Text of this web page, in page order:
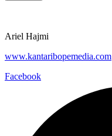
Ariel Hajmi
www.kantaribopemedia.com
Facebook